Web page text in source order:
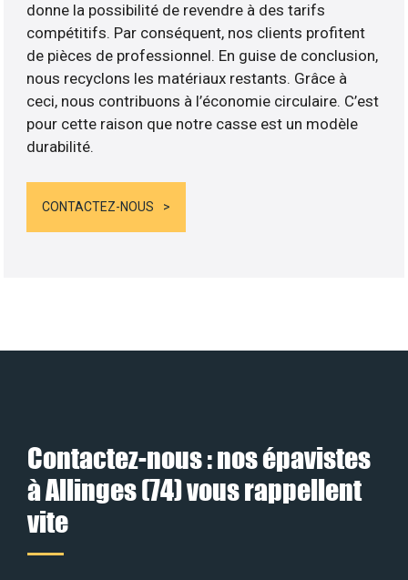
donne la possibilité de revendre à des tarifs
compétitifs. Par conséquent, nos clients profitent
de pièces de professionnel. En guise de conclusion,
nous recyclons les matériaux restants. Grâce à
ceci, nous contribuons à l’économie circulaire. C’est
pour cette raison que notre casse est un modèle
durabilité.
CONTACTEZ-NOUS
Contactez-nous : nos épavistes
à Allinges (74) vous rappellent
vite